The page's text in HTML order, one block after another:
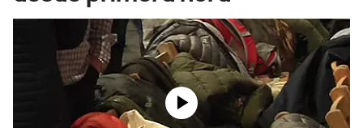
Eguraldia